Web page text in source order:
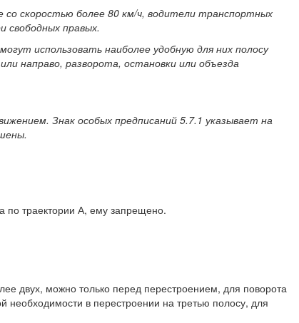
со скоростью более 80 км/ч, водители транспортных
свободных правых.
использовать наиболее удобную для них полосу
направо, разворота, остановки или объезда
Знак особых предписаний 5.7.1 указывает на
по траектории А, ему запрещено.
двух, можно только перед перестроением, для поворота
необходимости в перестроении на третью полосу, для